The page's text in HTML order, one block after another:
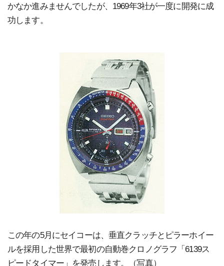
かなか進みませんでしたが、1969年3社が一度に開発に成
功します。
この年の5月にセイコーは、垂直クラッチとピラーホイー
ルを採用した世界で最初の自動巻クロノグラフ「6139ス
ピードタイマー」を発売します。（写真）